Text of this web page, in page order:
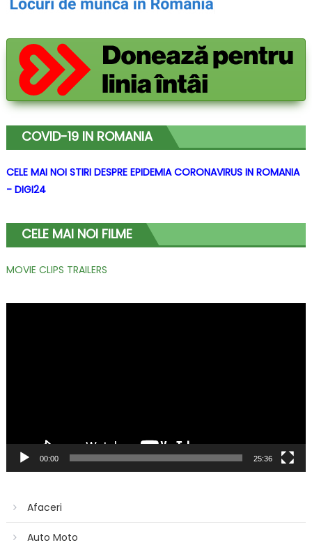
COVID-19 IN ROMANIA
CELE MAI NOI STIRI DESPRE EPIDEMIA CORONAVIRUS IN ROMANIA
- DIGI24
CELE MAI NOI FILME
MOVIE CLIPS TRAILERS
00:00 25:36
Afaceri
Auto Moto